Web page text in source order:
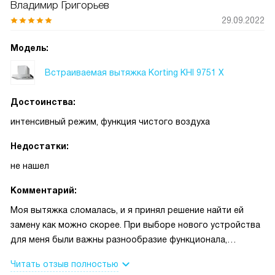
Владимир Григорьев
29.09.2022
Модель:
Встраиваемая вытяжка Korting KHI 9751 X
Достоинства:
интенсивный режим, функция чистого воздуха
Недостатки:
не нашел
Комментарий:
Моя вытяжка сломалась, и я принял решение найти ей
замену как можно скорее. При выборе нового устройства
для меня были важны разнообразие функционала,
Немаловажным критерием был и внешний вид - мне важно,
Читать отзыв полностью